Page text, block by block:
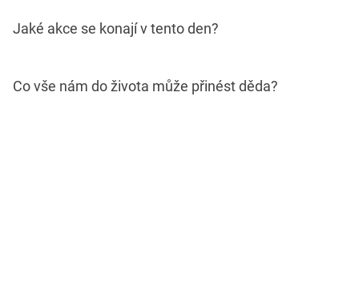
Jaké akce se konají v tento den?
Co vše nám do života může přinést děda?